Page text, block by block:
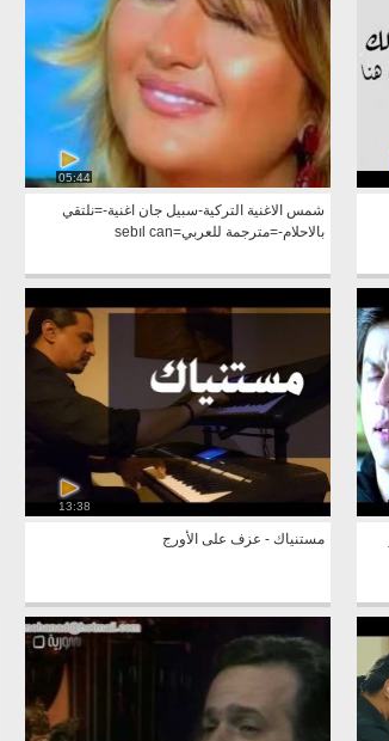
05:44
شمس الاغنية التركية-سبيل جان اغنية-=نلتقي
بالاحلام-=مترجمة للعربي=sebıl can
13:38
مستنياك - عزف على الأورج